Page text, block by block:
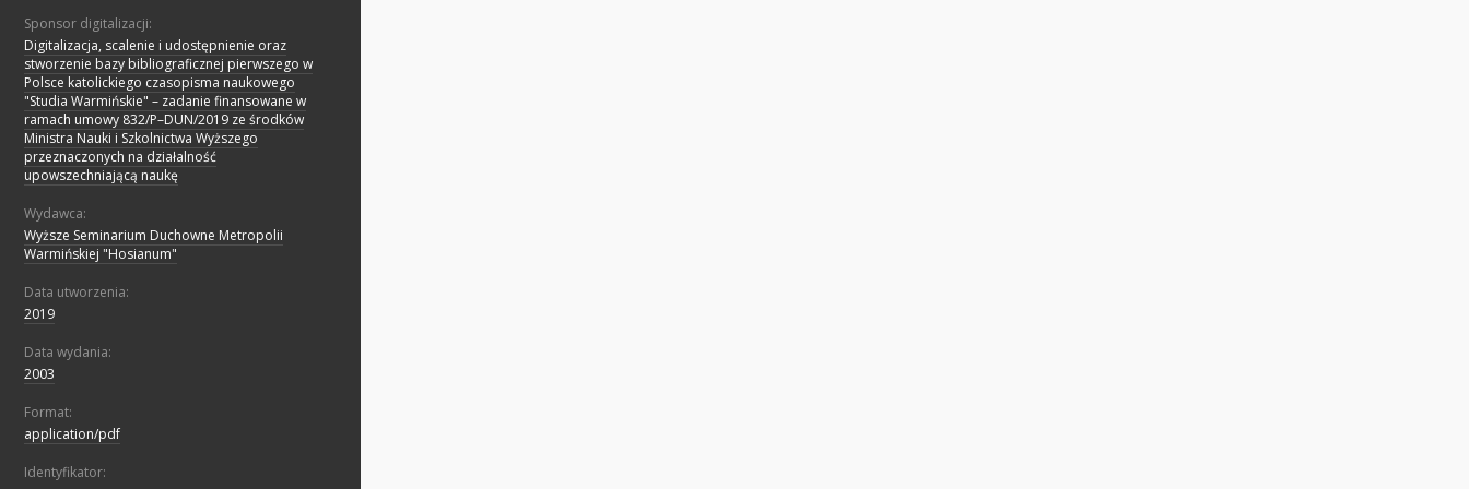
Sponsor digitalizacji:
Digitalizacja, scalenie i udostępnienie oraz
stworzenie bazy bibliograficznej pierwszego w
Polsce katolickiego czasopisma naukowego
"Studia Warmińskie" – zadanie finansowane w
ramach umowy 832/P–DUN/2019 ze środków
Ministra Nauki i Szkolnictwa Wyższego
przeznaczonych na działalność
upowszechniającą naukę
Wydawca:
Wyższe Seminarium Duchowne Metropolii
Warmińskiej "Hosianum"
Data utworzenia:
2019
Data wydania:
2003
Format:
application/pdf
Identyfikator: